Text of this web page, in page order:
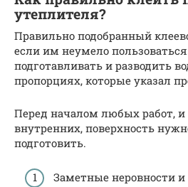
утеплителя?
Правильно подобранный
если им неумело
подготавливать и разводить
пропорциях, которые указал
Перед началом любых работ,
внутренних, поверхность
подготовить.
Заметные неровности и